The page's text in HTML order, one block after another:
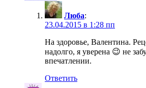
Люба:
23.04.2015 в 1:28 пп
На здоровье, Валентина.
надолго, я уверена 😉 не
впечатлении.
Ответить